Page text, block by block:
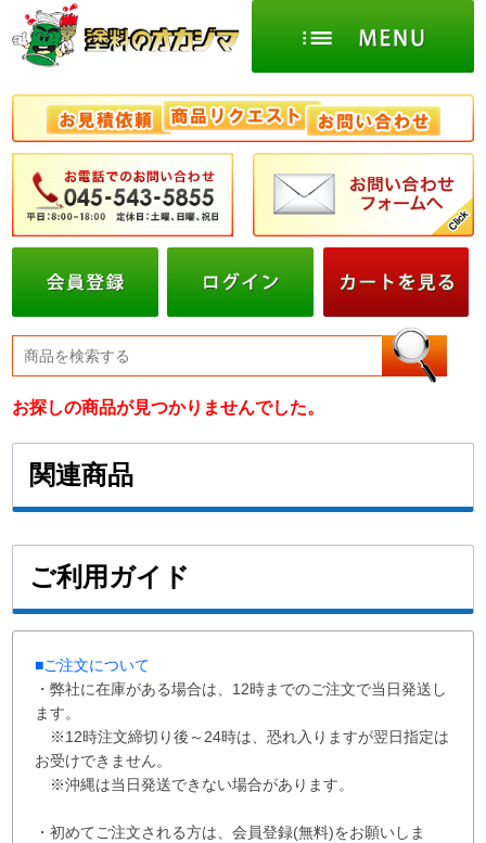
お探しの商品が見つかりませんでした。
関連商品
ご利用ガイド
■ご注文について
・弊社に在庫がある場合は、12時までのご注文で当日発送し
ます。
※12時注文締切り後～24時は、恐れ入りますが翌日指定は
お受けできません。
※沖縄は当日発送できない場合があります。
・初めてご注文される方は、会員登録(無料)をお願いしま